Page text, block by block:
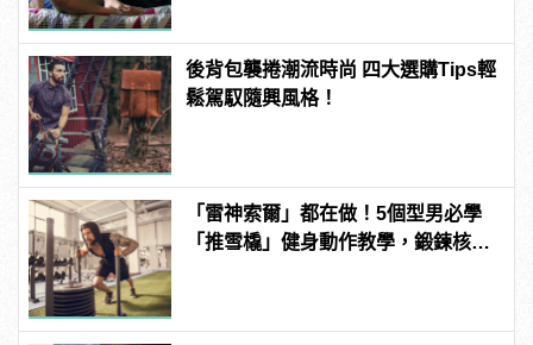
後背包襲捲潮流時尚 四大選購Tips輕
鬆駕馭隨興風格！
「雷神索爾」都在做！5個型男必學
「推雪橇」健身動作教學，鍛鍊核心